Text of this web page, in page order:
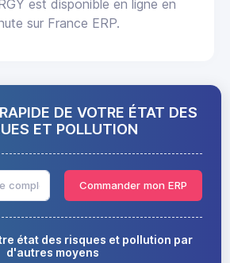
est disponible en ligne en
sur France ERP.
DE VOTRE ÉTAT DES
ET POLLUTION
Commander mon ERP
état des risques et pollution par
d'autres moyens